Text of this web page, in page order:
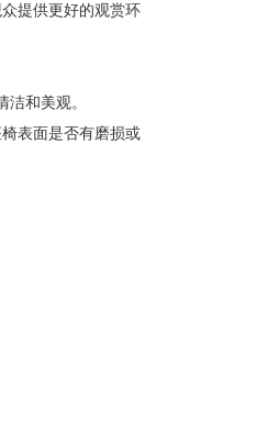
提供更好的观赏环
和美观。
表面是否有磨损或